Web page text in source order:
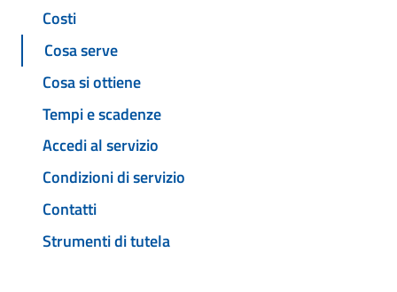
Costi
Cosa serve
Cosa si ottiene
Tempi e scadenze
Accedi al servizio
Condizioni di servizio
Contatti
Strumenti di tutela